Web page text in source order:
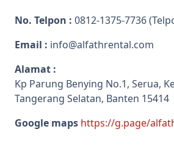
No. Telpon : 0812-1375-7736
Email : info@alfathrental.com
Alamat :
Kp Parung Benying No.1, Serua,
Tangerang Selatan, Banten 15414
Google maps https://g.page/